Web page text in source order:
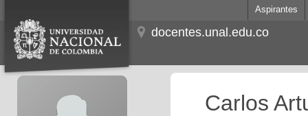
Aspirantes
docentes.unal.edu.co
Carlos